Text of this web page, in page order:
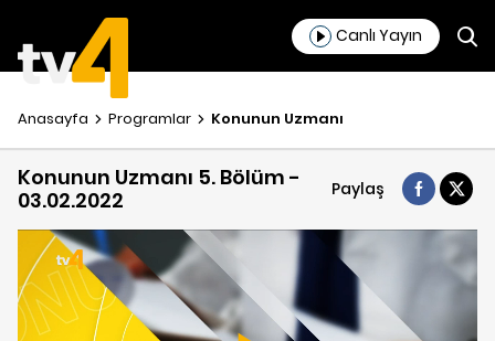
Canlı Yayın
Anasayfa Programlar Konunun Uzmanı
Konunun Uzmanı 5. Bölüm -
03.02.2022
Paylaş